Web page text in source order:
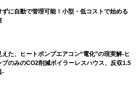
ずに自動で管理可能！小型・低コストで始める
えた、ヒートポンプエアコン“電化”の現実解-ヒ
プのみのCO2削減ボイラーレスハウス、反収1.5
-